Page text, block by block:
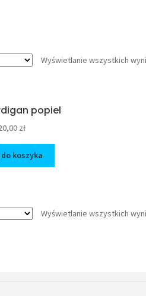
Wyświetlanie wszystkich
popiel
zł
koszyka
Wyświetlanie wszystkich